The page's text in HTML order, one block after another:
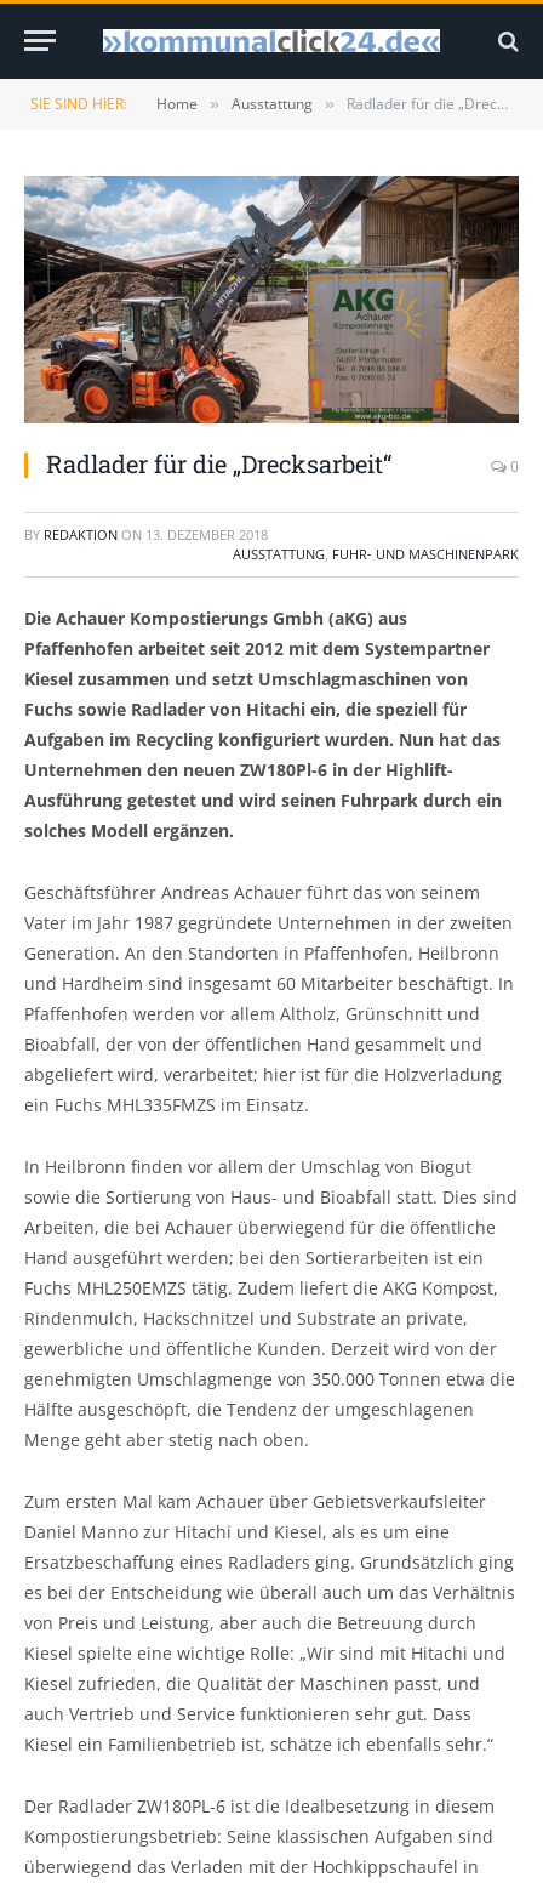
SIE SIND HIER: Home » Ausstattung » Radlader für die „Drecksarbeit“
Radlader für die „Drecksarbeit“ 0
BY REDAKTION ON 13. DEZEMBER 2018
AUSSTATTUNG, FUHR- UND MASCHINENPARK
Die Achauer Kompostierungs Gmbh (aKG) aus
Pfaffenhofen arbeitet seit 2012 mit dem Systempartner
Kiesel zusammen und setzt Umschlagmaschinen von
Fuchs sowie Radlader von Hitachi ein, die speziell für
Aufgaben im Recycling konfiguriert wurden. Nun hat das
Unternehmen den neuen ZW180Pl-6 in der Highlift-
Ausführung getestet und wird seinen Fuhrpark durch ein
solches Modell ergänzen.
Geschäftsführer Andreas Achauer führt das von seinem
Vater im Jahr 1987 gegründete Unternehmen in der zweiten
Generation. An den Standorten in Pfaffenhofen, Heilbronn
und Hardheim sind insgesamt 60 Mitarbeiter beschäftigt. In
Pfaffenhofen werden vor allem Altholz, Grünschnitt und
Bioabfall, der von der öffentlichen Hand gesammelt und
abgeliefert wird, verarbeitet; hier ist für die Holzverladung
ein Fuchs MHL335FMZS im Einsatz.
In Heilbronn finden vor allem der Umschlag von Biogut
sowie die Sortierung von Haus- und Bioabfall statt. Dies sind
Arbeiten, die bei Achauer überwiegend für die öffentliche
Hand ausgeführt werden; bei den Sortierarbeiten ist ein
Fuchs MHL250EMZS tätig. Zudem liefert die AKG Kompost,
Rindenmulch, Hackschnitzel und Substrate an private,
gewerbliche und öffentliche Kunden. Derzeit wird von der
genehmigten Umschlagmenge von 350.000 Tonnen etwa die
Hälfte ausgeschöpft, die Tendenz der umgeschlagenen
Menge geht aber stetig nach oben.
Zum ersten Mal kam Achauer über Gebietsverkaufsleiter
Daniel Manno zur Hitachi und Kiesel, als es um eine
Ersatzbeschaffung eines Radladers ging. Grundsätzlich ging
es bei der Entscheidung wie überall auch um das Verhältnis
von Preis und Leistung, aber auch die Betreuung durch
Kiesel spielte eine wichtige Rolle: „Wir sind mit Hitachi und
Kiesel zufrieden, die Qualität der Maschinen passt, und
auch Vertrieb und Service funktionieren sehr gut. Dass
Kiesel ein Familienbetrieb ist, schätze ich ebenfalls sehr.“
Der Radlader ZW180PL-6 ist die Idealbesetzung in diesem
Kompostierungsbetrieb: Seine klassischen Aufgaben sind
überwiegend das Verladen mit der Hochkippschaufel in